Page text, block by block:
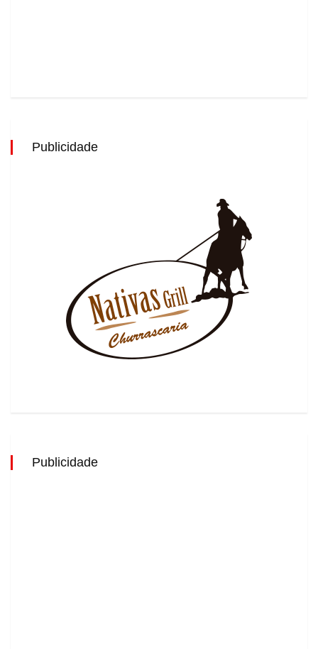
Publicidade
Publicidade